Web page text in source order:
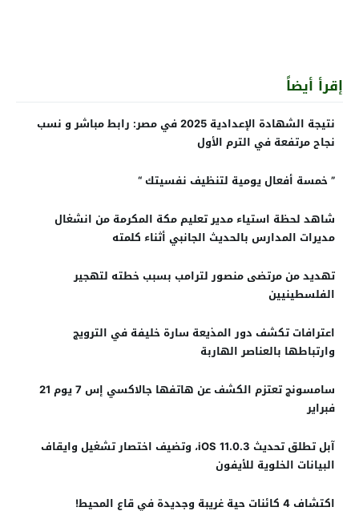
إقرأ أيضاً
نتيجة الشهادة الإعدادية 2025 في مصر: رابط مباشر و نسب
نجاح مرتفعة في الترم الأول
” خمسة أفعال يومية لتنظيف نفسيتك “
شاهد لحظة استياء مدير تعليم مكة المكرمة من انشغال
مديرات المدارس بالحديث الجانبي أثناء كلمته
تهديد من مرتضى منصور لترامب بسبب خطته لتهجير
الفلسطينيين
اعترافات تكشف دور المذيعة سارة خليفة في الترويج
وارتباطها بالعناصر الهاربة
سامسونج تعتزم الكشف عن هاتفها جالاكسي إس 7 يوم 21
فبراير
آبل تطلق تحديث iOS 11.0.3، وتضيف اختصار تشغيل وايقاف
البيانات الخلوية للأيفون
اكتشاف 4 كائنات حية غريبة وجديدة في قاع المحيط!